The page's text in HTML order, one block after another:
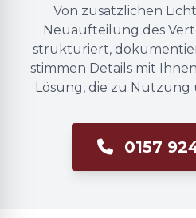
Von zusätzlichen
Neuaufteilung des
strukturiert,
stimmen Details mit
Lösung, die zu Nutzung
0157